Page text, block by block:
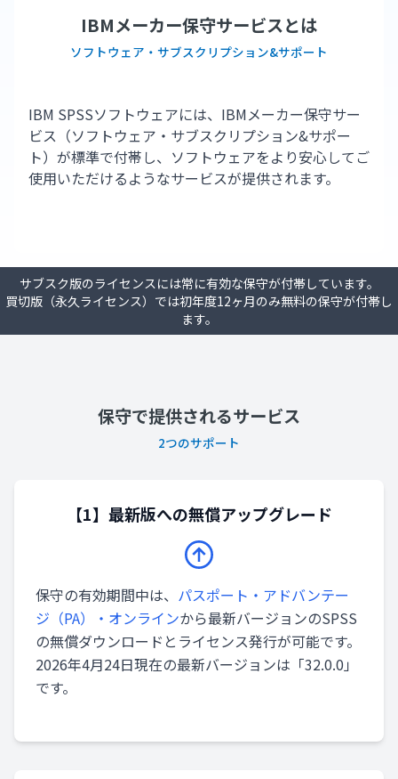
IBMメーカー保守サービスとは
ソフトウェア・サブスクリプション&サポート
IBM SPSSソフトウェアには、IBMメーカー保守サー
ビス（ソフトウェア・サブスクリプション&サポー
ト）が標準で付帯し、ソフトウェアをより安心してご
使用いただけるようなサービスが提供されます。
サブスク版のライセンスには常に有効な保守が付帯しています。
買切版（永久ライセンス）では初年度12ヶ月のみ無料の保守が付帯し
ます。
保守で提供されるサービス
2つのサポート
【1】最新版への無償アップグレード
保守の有効期間中は、 パスポート・アドバンテー
ジ（PA）・オンラインから最新バージョンのSPSS
の無償ダウンロードとライセンス発行が可能です。
2026年4月24日現在の最新バージョンは「32.0.0」
です。